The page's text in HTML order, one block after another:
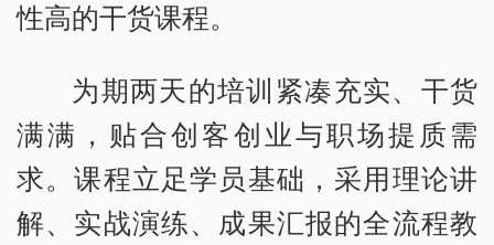
性高的干货课程。
为期两天的培训紧凑充实、干货
满满，贴合创客创业与职场提质需
求。课程立足学员基础，采用理论讲
解、实战演练、成果汇报的全流程教